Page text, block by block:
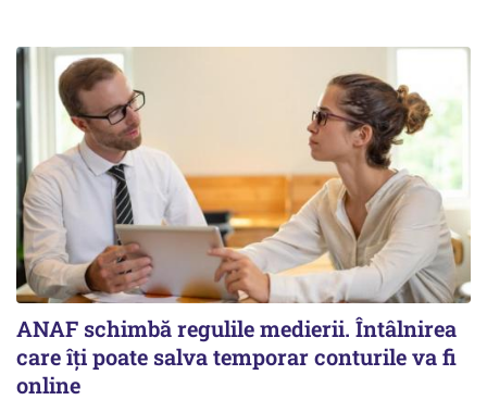
ANAF schimbă regulile medierii. Întâlnirea
care îți poate salva temporar conturile va fi
online